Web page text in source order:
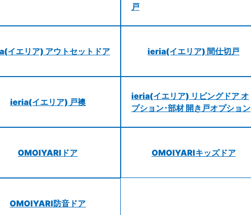
戸
イエリア) アウトセットドア ieria(イエリア) 間仕切戸
ieria(イエリア) 戸襖
ieria(イエリア) リビングドア オ
プション･部材 開き戸オプション
OMOIYARIドア OMOIYARIキッズドア
OMOIYARI防音ドア